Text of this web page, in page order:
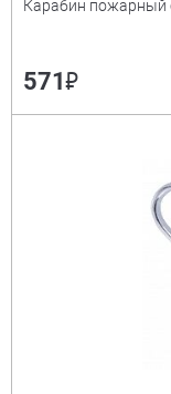
Карабин пожарный
571₽